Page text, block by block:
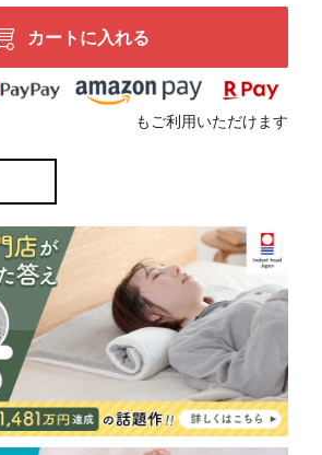
カートに入れる
もご利用いただけます